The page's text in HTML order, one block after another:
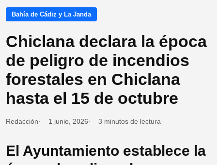
Bahía de Cádiz y La Janda
Chiclana declara la época
de peligro de incendios
forestales en Chiclana
hasta el 15 de octubre
Redacción 1 junio, 2026 3 minutos de lectura
El Ayuntamiento establece la